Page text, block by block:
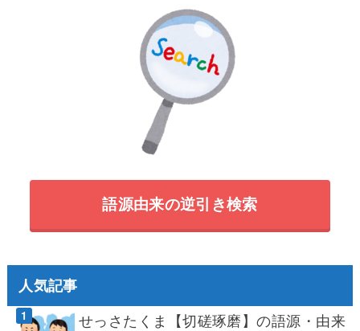
語源由来の逆引き検索
人気記事
せっさたくま【切磋琢磨】の語源・由来